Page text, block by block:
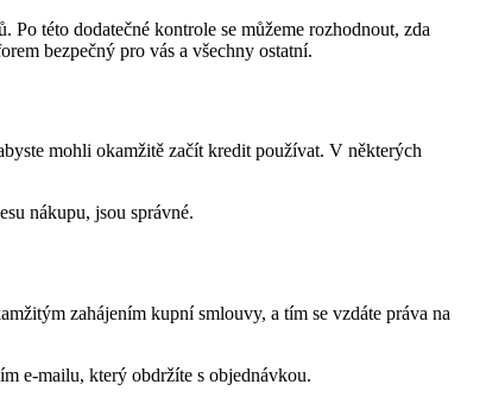
této dodatečné kontrole se můžeme rozhodnout, zda
bezpečný pro vás a všechny ostatní.
mohli okamžitě začít kredit používat. V některých
nákupu, jsou správné.
zahájením kupní smlouvy, a tím se vzdáte práva na
e-mailu, který obdržíte s objednávkou.